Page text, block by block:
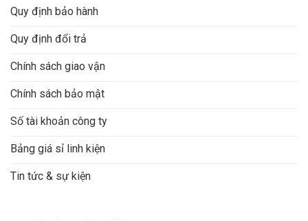
Quy định bảo hành
Quy định đổi trả
Chính sách giao vận
Chính sách bảo mật
Số tài khoản công ty
Bảng giá sỉ linh kiện
Tin tức & sự kiện